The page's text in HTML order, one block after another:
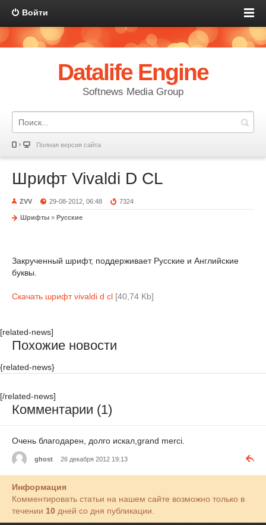
Войти
Datalife Engine
Softnews Media Group
Полная версия сайта
Шрифт Vivaldi D CL
ZVV 29-08-2012, 06:48 7324
Шрифты » Русские
Закрученный шрифт, поддерживает Русские и Английские
буквы.
Скачать шрифт vivaldi d cl [40,74 Kb]
[related-news]
Похожие новости
{related-news}
[/related-news]
Комментарии (1)
Очень благодарен, долго искал,grand merci.
ghost 26 декабря 2012 19:13
Информация
Комментировать статьи на нашем сайте возможно только в
течении 10 дней со дня публикации.